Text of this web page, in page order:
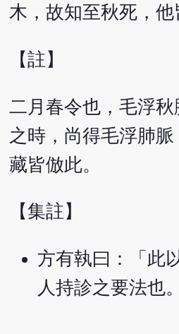
木，故知至秋死，他
【註】
二月春令也，毛浮
之時，尚得毛浮肺
藏皆倣此。
【集註】
方有執曰：「此
人持診之要法也。